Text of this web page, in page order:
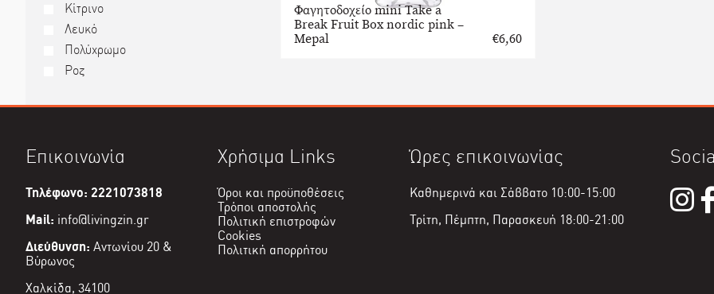
Κίτρινο
Λευκό
Πολύχρωμο
Ροζ
Φαγητοδοχείο mini Take a
Break Fruit Box nordic pink –
Mepal
€6,60
Επικοινωνία
Τηλέφωνο: 2221073818
Mail: info@livingzin.gr
Διεύθυνση: Αντωνίου 20 &
Βύρωνος
Χαλκίδα, 34100
Χρήσιμα Links
Όροι και προϋποθέσεις
Τρόποι αποστολής
Πολιτική επιστροφών
Cookies
Πολιτική απορρήτου
Ώρες επικοινωνίας
Καθημερινά και Σάββατο 10:00-15:00
Τρίτη, Πέμπτη, Παρασκευή 18:00-21:00